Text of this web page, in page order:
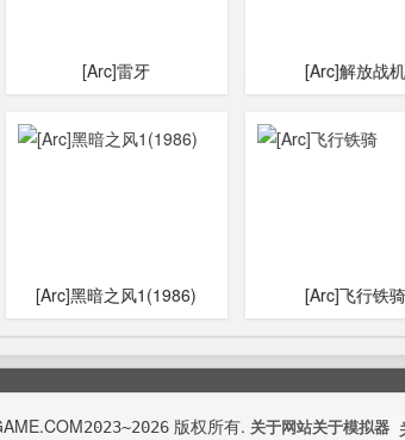
[Arc]雷牙 [Arc]解放战机
[Arc]黑暗之风1(1986) [Arc]飞行铁骑
2023~2026 版权所有. 关于网站关于模拟器